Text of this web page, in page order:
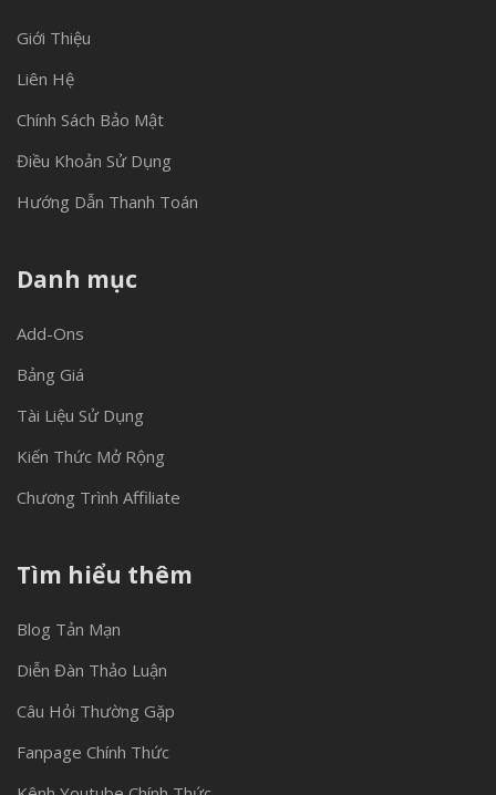
Giới Thiệu
Liên Hệ
Chính Sách Bảo Mật
Điều Khoản Sử Dụng
Hướng Dẫn Thanh Toán
Danh mục
Add-Ons
Bảng Giá
Tài Liệu Sử Dụng
Kiến Thức Mở Rộng
Chương Trình Affiliate
Tìm hiểu thêm
Blog Tản Mạn
Diễn Đàn Thảo Luận
Câu Hỏi Thường Gặp
Fanpage Chính Thức